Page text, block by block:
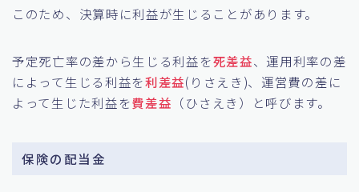
このため、決算時に利益が生じることがあります。
予定死亡率の差から生じる利益を死差益、運用利率の差
によって生じる利益を利差益(りさえき)、運営費の差に
よって生じた利益を費差益 （ひさえき）と呼びます。
保険の配当金